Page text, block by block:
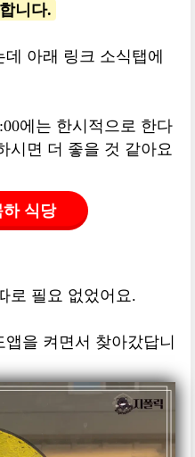
니다.
아래 링크 소식탭에
에는 한시적으로 한다
시면 더 좋을 것 같아요
하 식당
로 필요 없었어요.
을 켜면서 찾아갔답니